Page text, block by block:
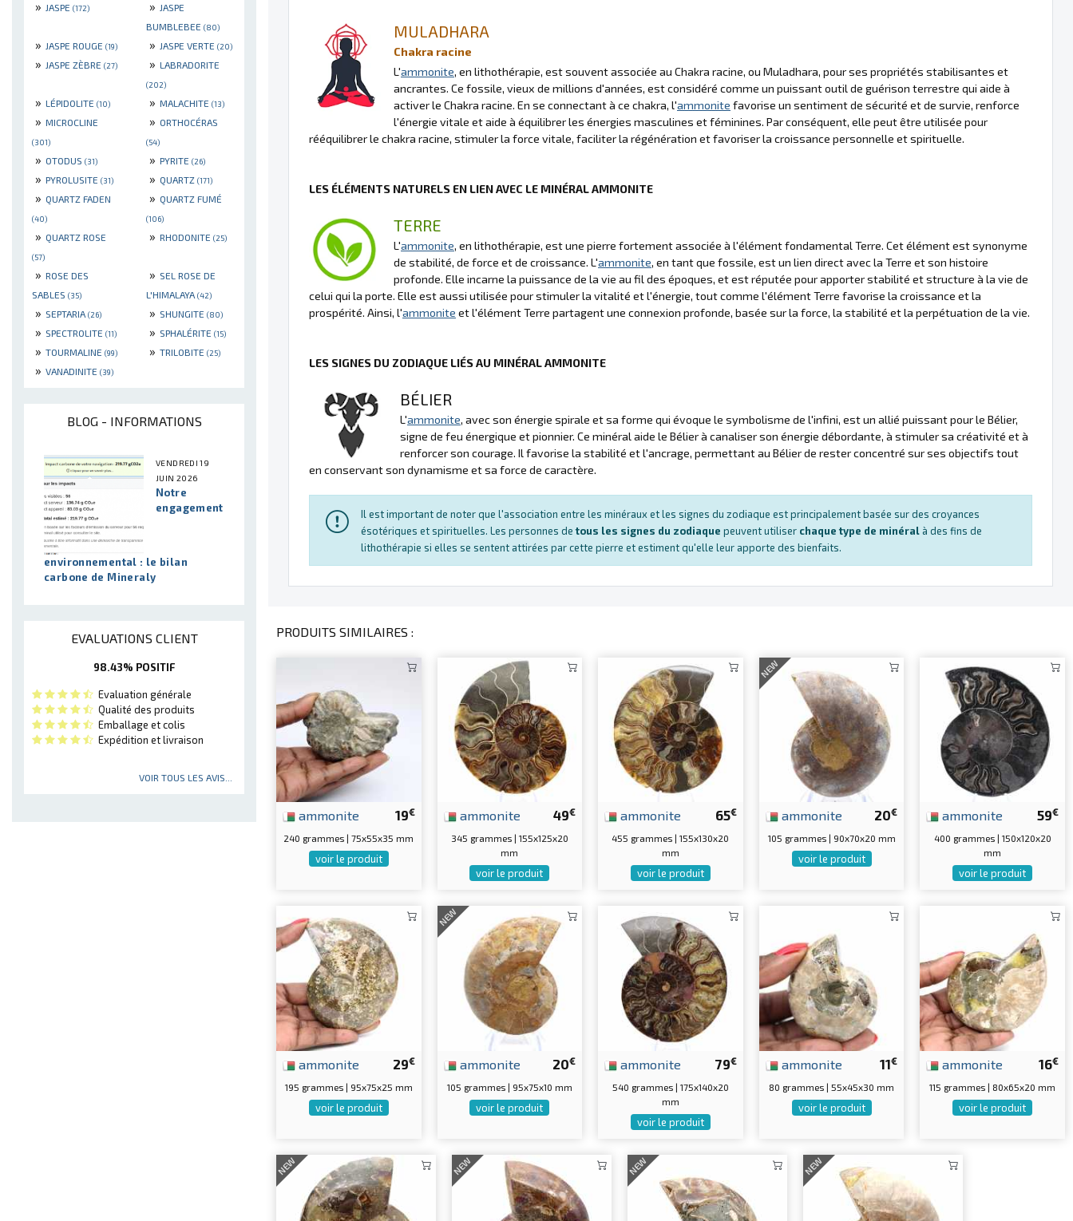
» JASPE (172) » JASPE
BUMBLEBEE (80)
» JASPE ROUGE (19) » JASPE VERTE (20)
» JASPE ZÈBRE (27) » LABRADORITE
(202)
» LÉPIDOLITE (10) » MALACHITE (13)
» MICROCLINE
(301)
» ORTHOCÉRAS
(54)
» OTODUS (31) » PYRITE (26)
» PYROLUSITE (31) » QUARTZ (171)
» QUARTZ FADEN
(40)
» QUARTZ FUMÉ
(106)
» QUARTZ ROSE
(57)
» RHODONITE (25)
» ROSE DES
SABLES (35)
» SEL ROSE DE
L'HIMALAYA (42)
» SEPTARIA (26) » SHUNGITE (80)
» SPECTROLITE (11) » SPHALÉRITE (15)
» TOURMALINE (99) » TRILOBITE (25)
» VANADINITE (39)
BLOG - INFORMATIONS
VENDREDI 19
JUIN 2026
Notre
engagement
environnemental : le bilan
carbone de Mineraly
EVALUATIONS CLIENT
98.43% POSITIF
Evaluation générale
Qualité des produits
Emballage et colis
Expédition et livraison
VOIR TOUS LES AVIS...
MULADHARA
Chakra racine
L'ammonite, en lithothérapie, est souvent associée au Chakra racine, ou Muladhara, pour ses propriétés stabilisantes et
ancrantes. Ce fossile, vieux de millions d'années, est considéré comme un puissant outil de guérison terrestre qui aide à
activer le Chakra racine. En se connectant à ce chakra, l'ammonite favorise un sentiment de sécurité et de survie, renforce
l'énergie vitale et aide à équilibrer les énergies masculines et féminines. Par conséquent, elle peut être utilisée pour
rééquilibrer le chakra racine, stimuler la force vitale, faciliter la régénération et favoriser la croissance personnelle et spirituelle.
LES ÉLÉMENTS NATURELS EN LIEN AVEC LE MINÉRAL AMMONITE
TERRE
L'ammonite, en lithothérapie, est une pierre fortement associée à l'élément fondamental Terre. Cet élément est synonyme
de stabilité, de force et de croissance. L'ammonite, en tant que fossile, est un lien direct avec la Terre et son histoire
profonde. Elle incarne la puissance de la vie au fil des époques, et est réputée pour apporter stabilité et structure à la vie de
celui qui la porte. Elle est aussi utilisée pour stimuler la vitalité et l'énergie, tout comme l'élément Terre favorise la croissance et la
prospérité. Ainsi, l'ammonite et l'élément Terre partagent une connexion profonde, basée sur la force, la stabilité et la perpétuation de la vie.
LES SIGNES DU ZODIAQUE LIÉS AU MINÉRAL AMMONITE
BÉLIER
L'ammonite, avec son énergie spirale et sa forme qui évoque le symbolisme de l'infini, est un allié puissant pour le Bélier,
signe de feu énergique et pionnier. Ce minéral aide le Bélier à canaliser son énergie débordante, à stimuler sa créativité et à
renforcer son courage. Il favorise la stabilité et l'ancrage, permettant au Bélier de rester concentré sur ses objectifs tout
en conservant son dynamisme et sa force de caractère.
Il est important de noter que l'association entre les minéraux et les signes du zodiaque est principalement basée sur des croyances
ésotériques et spirituelles. Les personnes de tous les signes du zodiaque peuvent utiliser chaque type de minéralà des fins de
lithothérapie si elles se sentent attirées par cette pierre et estiment qu'elle leur apporte des bienfaits.
PRODUITS SIMILAIRES :
19€
ammonite
240 grammes | 75x55x35 mm
voir le produit
49€
ammonite
345 grammes | 155x125x20
mm
voir le produit
65€
ammonite
455 grammes | 155x130x20
mm
voir le produit
NEW
20€
ammonite
105 grammes | 90x70x20 mm
voir le produit
59€
ammonite
400 grammes | 150x120x20
mm
voir le produit
29€
ammonite
195 grammes | 95x75x25 mm
voir le produit
NEW
20€
ammonite
105 grammes | 95x75x10 mm
voir le produit
79€
ammonite
540 grammes | 175x140x20
mm
voir le produit
11€
ammonite
80 grammes | 55x45x30 mm
voir le produit
16€
ammonite
115 grammes | 80x65x20 mm
voir le produit
NEW NEW NEW NEW